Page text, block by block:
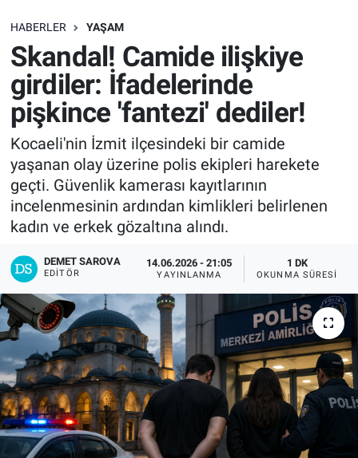
HABERLER YAŞAM
Skandal! Camide ilişkiye
girdiler: İfadelerinde
pişkince 'fantezi' dediler!
Kocaeli'nin İzmit ilçesindeki bir camide
yaşanan olay üzerine polis ekipleri harekete
geçti. Güvenlik kamerası kayıtlarının
incelenmesinin ardından kimlikleri belirlenen
kadın ve erkek gözaltına alındı.
DEMET SAROVA
EDITÖR
14.06.2026 - 21:05
YAYINLANMA
1 DK
OKUNMA SÜRESI
SAĞLIK
EKONOMİ
EĞİTİM
ÖZEL HABER
Keşfet
ASTROLOJİ
MANŞET
RESMİ İLANLAR
İLAN
Bize ulaşın
İletişim/Künye